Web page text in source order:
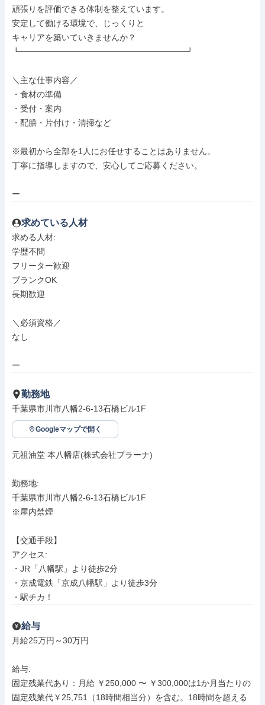
頑張りを評価できる体制を整えています。
安定して働ける環境で、じっくりと
キャリアを築いていきませんか？
┗━━━━━━━━━━━━━━━━━━━━┛
＼主な仕事内容／
・食材の準備
・受付・案内
・配膳・片付け・清掃など
※最初から全部を1人にお任せすることはありません。
丁寧に指導しますので、安心してご応募ください。
ー
求めている人材
求める人材:
学歴不問
フリーター歓迎
ブランクOK
長期歓迎
＼必須資格／
なし
ー
勤務地
千葉県市川市八幡2-6-13石橋ビル1F
Googleマップで開く
元祖油堂 本八幡店(株式会社プラーナ)
勤務地:
千葉県市川市八幡2-6-13石橋ビル1F
※屋内禁煙
【交通手段】
アクセス:
・JR「八幡駅」より徒歩2分
・京成電鉄「京成八幡駅」より徒歩3分
・駅チカ！
給与
月給25万円～30万円
給与:
固定残業代あり：月給 ￥250,000 〜 ￥300,000は1か月当たりの
固定残業代￥25,751（18時間相当分）を含む。18時間を超える